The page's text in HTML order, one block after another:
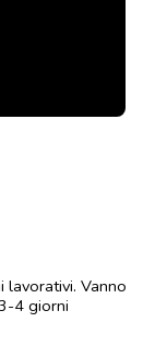
lavorativi. Vanno
4 giorni